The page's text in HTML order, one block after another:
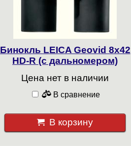
Бинокль LEICA Geovid 8x42
HD-R (с дальномером)
Цена нет в наличии
В сравнение
В корзину